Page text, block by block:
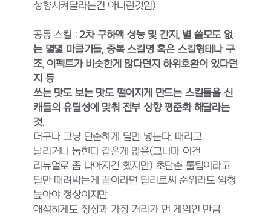
상향시켜달라는건 아니란것임)
공통 스킬 :2차 구하액 성능 및 간지, 별 쓸모도 없
는 몇몇 마클기들, 중복 스킬명 혹은 스킬형태나 구
조, 이펙트가 비슷한게 많다던지 하위호환이 있다던
지 등
쓰는 맛도 보는 맛도 떨어지게 만드는 스킬들을 신
캐들의 유틸성에 맞춰 전부 상향 평준화 해달라는
것.
더구나 그냥 단순하게 딜만 넣는다. 때리고
날리거나 눕힌다 같은게 많음(그나마 이건
리뉴얼로 좀 나아지긴 했지만) 초단순 툴팁이라고
딜만 때려박는게 끝이라면 딜러로써 순위라도 엄청
높아야 정상이지만
애석하게도 정상과 가장 거리가 먼 게임인 만큼